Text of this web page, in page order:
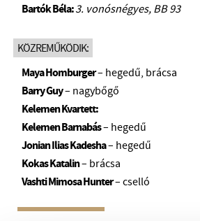
Bartók Béla:3. vonósnégyes, BB 93
KÖZREMŰKÖDIK:
Maya Homburger– hegedű, brácsa
Barry Guy– nagybőgő
Kelemen Kvartett:
Kelemen Barnabás– hegedű
Jonian Ilias Kadesha– hegedű
Kokas Katalin– brácsa
Vashti Mimosa Hunter– cselló